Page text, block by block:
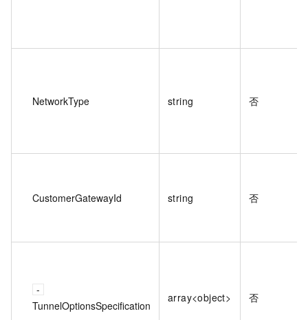
NetworkType string 否
CustomerGatewayId string 否
TunnelOptionsSpecification
array<object> 否